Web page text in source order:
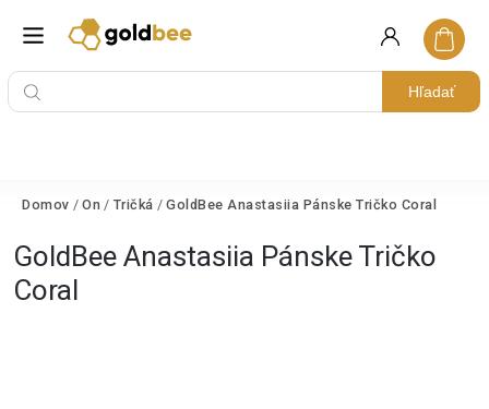
Hľadať
Domov / On / Tričká / GoldBee Anastasiia Pánske Tričko Coral
GoldBee Anastasiia Pánske Tričko
Coral